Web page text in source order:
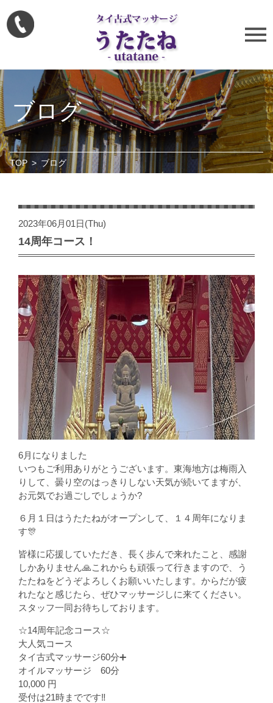
ブログ
TOP > ブログ
2023年06月01日(Thu)
14周年コース！
6月になりました
いつもご利用ありがとうございます。東海地方は梅雨入
りして、曇り空のはっきりしない天気が続いてますが、
お元気でお過ごしでしょうか?
６月１日はうたたねがオープンして、１４周年になりま
す🎊
皆様に応援していただき、長く歩んで来れたこと、感謝
しかありません🙏これからも頑張って行きますので、う
たたねをどうぞよろしくお願いいたします。からだが疲
れたなと感じたら、ぜひマッサージしに来てください。
スタッフ一同お待ちしております。
☆14周年記念コース☆
大人気コース
タイ古式マッサージ60分➕
オイルマッサージ 60分
10,000 円
受付は21時までです‼️